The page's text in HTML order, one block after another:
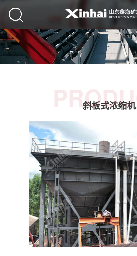
斜板式浓缩机